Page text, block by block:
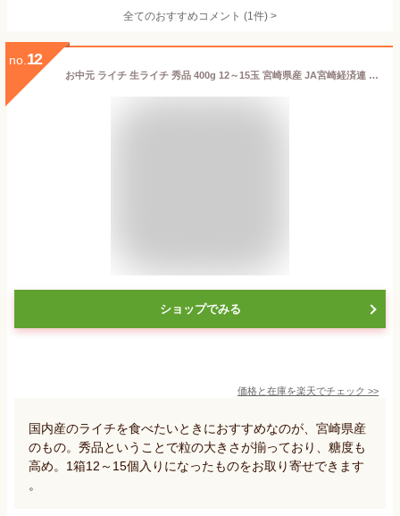
全てのおすすめコメント (1件) >
no. 12
お中元 ライチ 生ライチ 秀品 400g 12～15玉 宮崎県産 JA宮崎経済連 ギフト お取り寄せグルメ
ショップでみる
価格と在庫を楽天でチェック >>
国内産のライチを食べたいときにおすすめなのが、宮崎県産
のもの。秀品ということで粒の大きさが揃っており、糖度も
高め。1箱12～15個入りになったものをお取り寄せできます
。